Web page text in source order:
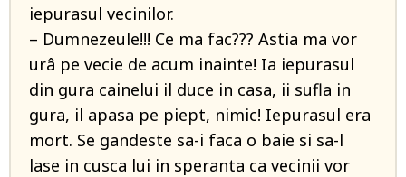
iepurasul vecinilor.
– Dumnezeule!!! Ce ma fac??? Astia ma vor
urâ pe vecie de acum inainte! Ia iepurasul
din gura cainelui il duce in casa, ii sufla in
gura, il apasa pe piept, nimic! Iepurasul era
mort. Se gandeste sa-i faca o baie si sa-l
lase in cusca lui in speranta ca vecinii vor